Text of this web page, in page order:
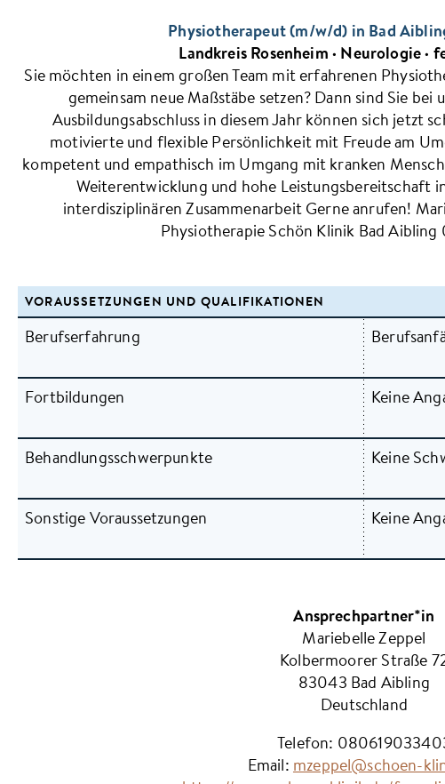
Physiotherapeut (m/w/d) in Bad
Landkreis Rosenheim · Neurologie·
Sie möchten in einem großen Team mit erfahrenen
gemeinsam neue Maßstäbe setzen? Dann sind Sie
Ausbildungsabschluss in diesem Jahr können sich jetzt
motivierte und flexible Persönlichkeit mit Freude am
kompetent und empathisch im Umgang mit kranken
Weiterentwicklung und hohe Leistungsbereitschaft
interdisziplinären Zusammenarbeit Gerne anrufen!
Physiotherapie Schön Klinik Bad
VORAUSSETZUNGEN UND QUALIFIKATIONEN
Berufserfahrung
Fortbildungen Keine
Behandlungsschwerpunkte Keine
Sonstige Voraussetzungen Keine
Ansprechpartner*in
MariebelleZeppel
Kolbermoorer Straße
83043 Bad Aibling
Deutschland
Telefon:
Email: mzeppel@schoen-